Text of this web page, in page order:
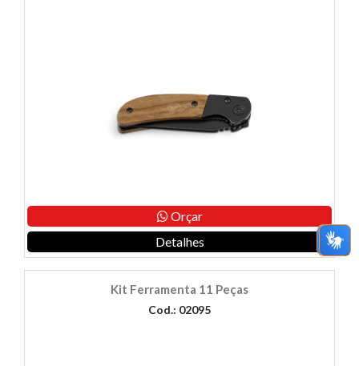
Orçar
Detalhes
Kit Ferramenta 11 Peças
Cod.: 02095